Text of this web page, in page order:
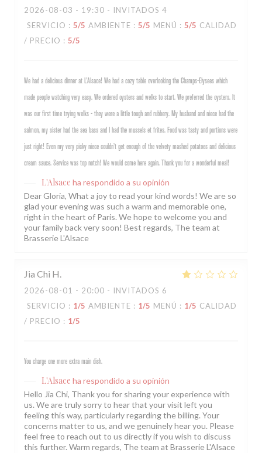
2026-08-03 - 19:30 - INVITADOS 4
SERVICIO : 5/5 AMBIENTE : 5/5 MENÚ : 5/5 CALIDAD
/ PRECIO : 5/5
We had a delicious dinner at L’Alsace! We had a cozy table overlooking the Champs-Elysees which
made people watching very easy. We ordered oysters and welks to start. We preferred the oysters. It
was our first time trying welks - they were a little tough and rubbery. My husband and niece had the
salmon, my sister had the sea bass and I had the mussels et frites. Food was tasty and portions were
just right! Even my very picky niece couldn’t get enough of the velvety mashed potatoes and delicious
cream sauce. Service was top notch! We would come here again. Thank you for a wonderful meal!
L'Alsace ha respondido a su opinión
Dear Gloria, What a joy to read your kind words! We are so
glad your evening was such a warm and memorable one,
right in the heart of Paris. We hope to welcome you and
your family back very soon! Best regards, The team at
Brasserie L'Alsace
Jia Chi H
2026-08-01 - 20:00 - INVITADOS 6
SERVICIO : 1/5 AMBIENTE : 1/5 MENÚ : 1/5 CALIDAD
/ PRECIO : 1/5
You charge one more extra main dish.
L'Alsace ha respondido a su opinión
Hello Jia Chi, Thank you for sharing your experience with
us. We are truly sorry to hear that your visit left you
feeling this way, particularly regarding the billing. Your
concerns matter to us, and we genuinely hear you. Please
feel free to reach out to us directly if you wish to discuss
this further. Warm regards, The team at Brasserie L'Alsace